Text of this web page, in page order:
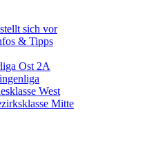
sich vor
& Tipps
Ost 2A
West
Mitte